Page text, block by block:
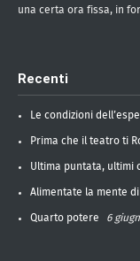
una certa ora fissa, in
Recenti
Le condizioni
Prima che il teatro ti
Ultima puntata, ultimi
Alimentate la mente
Quarto potere 6